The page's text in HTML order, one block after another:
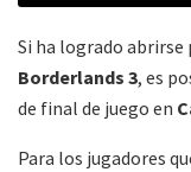
Si ha logrado
Borderlands 3, es
de final de juego en
Para los jugadores